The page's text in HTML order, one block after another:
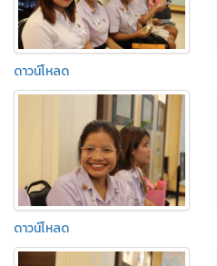
ดาวน์โหลด
ดาวน์โหลด